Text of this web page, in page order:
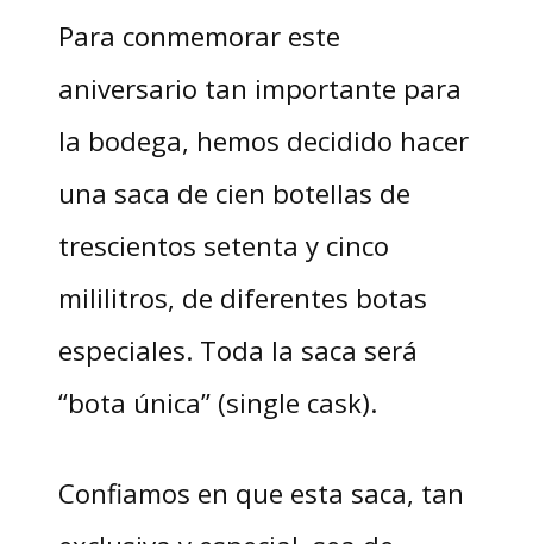
Para conmemorar este
aniversario tan importante para
la bodega, hemos decidido hacer
una saca de cien botellas de
trescientos setenta y cinco
mililitros, de diferentes botas
especiales. Toda la saca será
“bota única” (single cask).
Confiamos en que esta saca, tan